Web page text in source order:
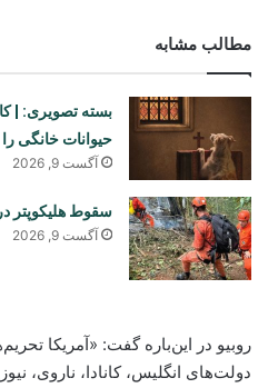
مطالب مشابه
بسته تصویری: |
حیوانات خانگی
آگست 9, 2026
سقوط هلیکوپتر
آگست 9, 2026
روبیو در این‌باره گفت: «آمریکا
دولت‌های انگلیس، کانادا، ناروی،